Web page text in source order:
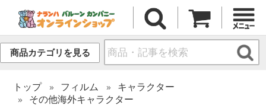
商品カテゴリを見る
トップ フィルム
キャラクター
その他海外キャラクター